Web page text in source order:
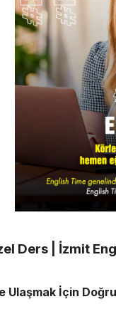
Ders | İzmit
Ulaşmak İçin